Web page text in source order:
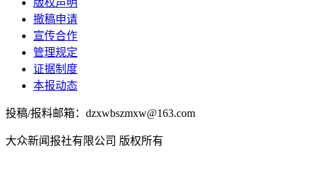
版权声明
撤稿申请
宣传合作
管理规定
证据制度
本报动态
投稿/报料邮箱：dzxwbszmxw@163.com
大众新闻报社有限公司 版权所有